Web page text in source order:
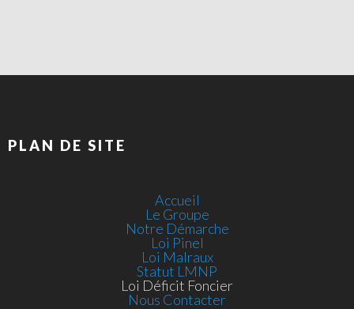
PLAN DE SITE
Accueil
Le Groupe
Notre Démarche
Loi Pinel
Loi Malraux
Statut LMNP
Loi Déficit Foncier
Nous Contacter